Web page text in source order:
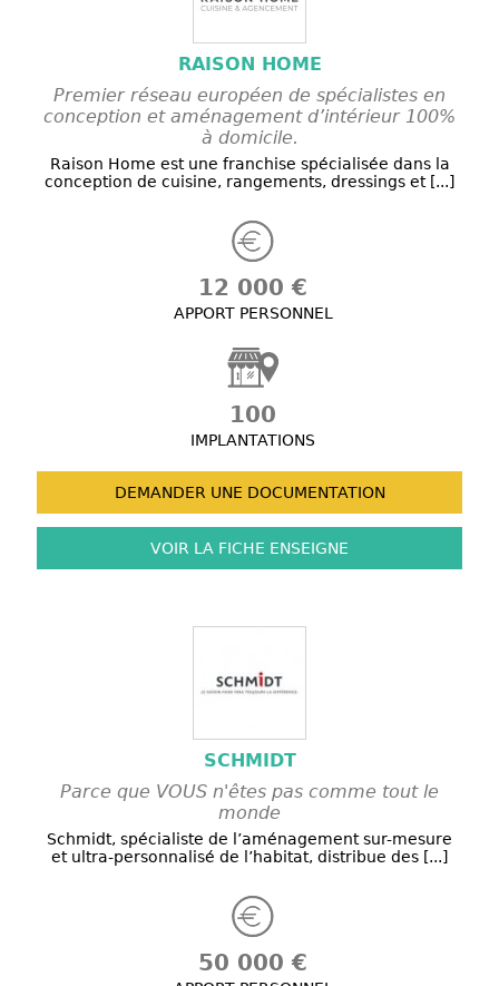
RAISON HOME
Premier réseau européen de spécialistes en
conception et aménagement d’intérieur 100%
à domicile.
Raison Home est une franchise spécialisée dans la
conception de cuisine, rangements, dressings et [...]
12 000 €
APPORT PERSONNEL
100
IMPLANTATIONS
DEMANDER UNE DOCUMENTATION
VOIR LA FICHE ENSEIGNE
SCHMIDT
Parce que VOUS n'êtes pas comme tout le
monde
Schmidt, spécialiste de l’aménagement sur-mesure
et ultra-personnalisé de l’habitat, distribue des [...]
50 000 €